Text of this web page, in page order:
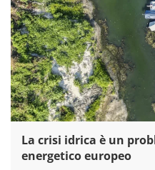
La crisi idrica è un
energetico europeo